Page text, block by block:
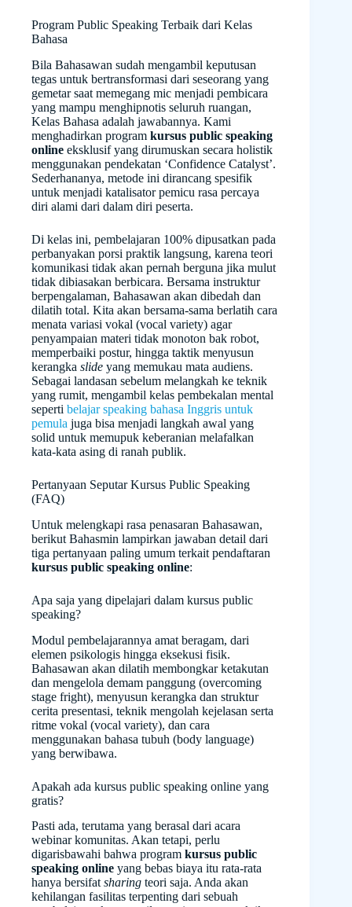
Program Public Speaking Terbaik dari Kelas
Bahasa
Bila Bahasawan sudah mengambil keputusan
tegas untuk bertransformasi dari seseorang yang
gemetar saat memegang mic menjadi pembicara
yang mampu menghipnotis seluruh ruangan,
Kelas Bahasa adalah jawabannya. Kami
menghadirkan program kursus public speaking
online eksklusif yang dirumuskan secara holistik
menggunakan pendekatan ‘Confidence Catalyst’.
Sederhananya, metode ini dirancang spesifik
untuk menjadi katalisator pemicu rasa percaya
diri alami dari dalam diri peserta.
Di kelas ini, pembelajaran 100% dipusatkan pada
perbanyakan porsi praktik langsung, karena teori
komunikasi tidak akan pernah berguna jika mulut
tidak dibiasakan berbicara. Bersama instruktur
berpengalaman, Bahasawan akan dibedah dan
dilatih total. Kita akan bersama-sama berlatih cara
menata variasi vokal (vocal variety) agar
penyampaian materi tidak monoton bak robot,
memperbaiki postur, hingga taktik menyusun
kerangka slide yang memukau mata audiens.
Sebagai landasan sebelum melangkah ke teknik
yang rumit, mengambil kelas pembekalan mental
seperti belajar speaking bahasa Inggris untuk
pemula juga bisa menjadi langkah awal yang
solid untuk memupuk keberanian melafalkan
kata-kata asing di ranah publik.
Pertanyaan Seputar Kursus Public Speaking
(FAQ)
Untuk melengkapi rasa penasaran Bahasawan,
berikut Bahasmin lampirkan jawaban detail dari
tiga pertanyaan paling umum terkait pendaftaran
kursus public speaking online:
Apa saja yang dipelajari dalam kursus public
speaking?
Modul pembelajarannya amat beragam, dari
elemen psikologis hingga eksekusi fisik.
Bahasawan akan dilatih membongkar ketakutan
dan mengelola demam panggung (overcoming
stage fright), menyusun kerangka dan struktur
cerita presentasi, teknik mengolah kejelasan serta
ritme vokal (vocal variety), dan cara
menggunakan bahasa tubuh (body language)
yang berwibawa.
Apakah ada kursus public speaking online yang
gratis?
Pasti ada, terutama yang berasal dari acara
webinar komunitas. Akan tetapi, perlu
digarisbawahi bahwa program kursus public
speaking online yang bebas biaya itu rata-rata
hanya bersifat sharing teori saja. Anda akan
kehilangan fasilitas terpenting dari sebuah